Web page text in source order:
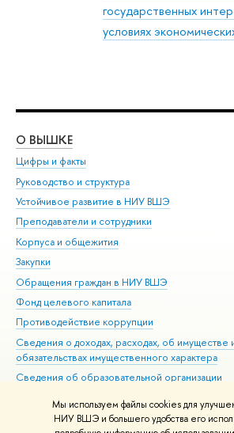
Мы используем файлы cookies для
НИУ ВШЭ и большего удобства его
государственных
условиях
О ВЫШКЕ
Цифры и факты
Руководство и структура
Устойчивое развитие в НИУ ВШЭ
Преподаватели и сотрудники
Корпуса и общежития
Закупки
Обращения граждан в НИУ ВШЭ
Фонд целевого капитала
Противодействие коррупции
Сведения о доходах, расходах, об имуществе
обязательствах имущественного характера
Сведения об образовательной организации
Людям с ограниченными возможностями
Единая платежная страница